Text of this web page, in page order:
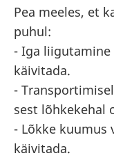
Pea meeles, et
puhul:
- Iga
käivitada.
-
sest lõhkekehal
- Lõkke kuumus
käivitada.